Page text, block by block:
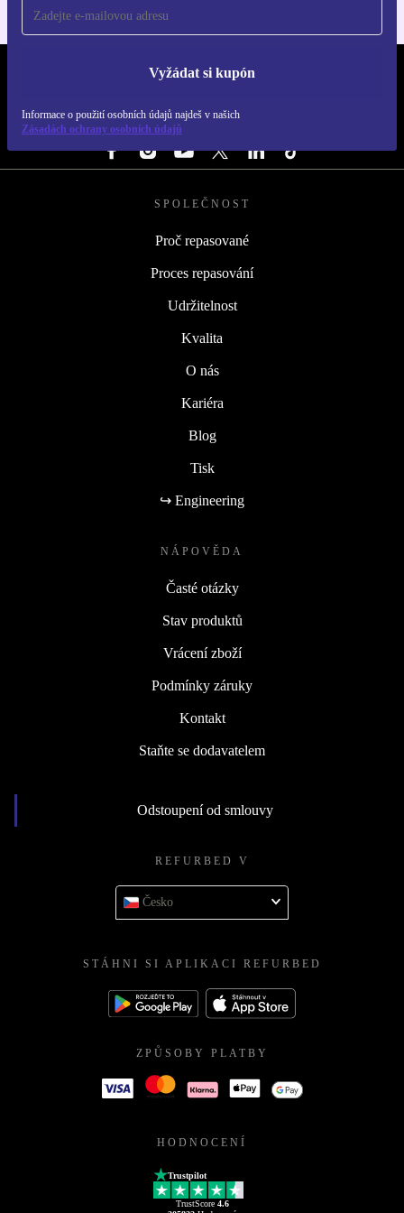
Vyžádat si kupón
Informace o použití osobních údajů najdeš v našich
Zásadách ochrany osobních údajů
REFURBED ČESKO - RETHINK NEW.
SLEDUJ NÁS
SPOLEČNOST
Proč repasované
Proces repasování
Udržitelnost
Kvalita
O nás
Kariéra
Blog
Tisk
↪ Engineering
NÁPOVĚDA
Časté otázky
Stav produktů
Vrácení zboží
Podmínky záruky
Kontakt
Staňte se dodavatelem
Odstoupení od smlouvy
REFURBED V
Česko
STÁHNI SI APLIKACI REFURBED
ZPŮSOBY PLATBY
HODNOCENÍ
Trustpilot
TrustScore 4.6